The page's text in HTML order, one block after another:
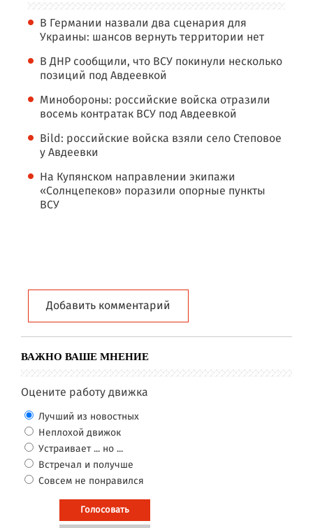
В Германии назвали два сценария для
Украины: шансов вернуть территории нет
В ДНР сообщили, что ВСУ покинули несколько
позиций под Авдеевкой
Минобороны: российские войска отразили
восемь контратак ВСУ под Авдеевкой
Bild: российские войска взяли село Степовое
у Авдеевки
На Купянском направлении экипажи
«Солнцепеков» поразили опорные пункты
ВСУ
Добавить комментарий
ВАЖНО ВАШЕ МНЕНИЕ
Оцените работу движка
Лучший из новостных
Неплохой движок
Устраивает ... но ...
Встречал и получше
Совсем не понравился